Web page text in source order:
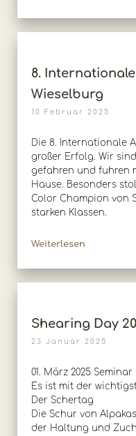
8.
Wieselburg
10 Februar 2025
Die 8. Internationale
großer Erfolg. Wir
gefahren und fuhren
Hause. Besonders
Color Champion von
starken Klassen.
Weiterlesen
Shearing Day
23 Januar 2025
01. März 2025
Es ist mit der
Der Schertag
Die Schur von
der Haltung und